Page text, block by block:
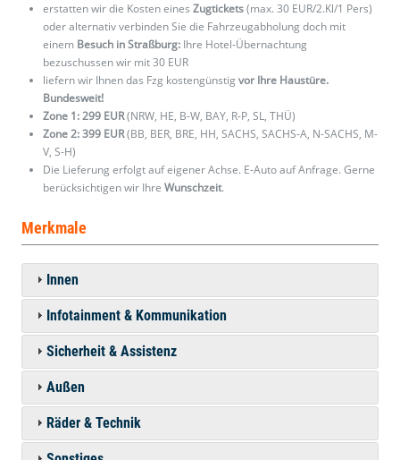
erstatten wir die Kosten eines Zugtickets(max. 30 EUR/2.Kl/1 Pers)
oder alternativ verbinden Sie die Fahrzeugabholung doch mit
einem Besuch in Straßburg: Ihre Hotel-Übernachtung
bezuschussen wir mit 30 EUR
liefern wir Ihnen das Fzg kostengünstig vor Ihre Haustüre.
Bundesweit!
Zone 1: 299 EUR(NRW, HE, B-W, BAY, R-P, SL, THÜ)
Zone 2: 399 EUR(BB, BER, BRE, HH, SACHS, SACHS-A, N-SACHS, M-
V, S-H)
Die Lieferung erfolgt auf eigener Achse. E-Auto auf Anfrage. Gerne
berücksichtigen wir Ihre Wunschzeit.
Merkmale
Innen
Infotainment & Kommunikation
Sicherheit & Assistenz
Außen
Räder & Technik